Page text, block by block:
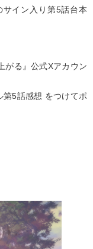
イン入り第5話台本
がる』公式Xアカウン
5話感想 をつけてポ